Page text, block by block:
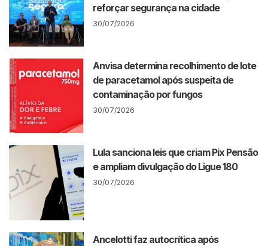
reforçar segurança na cidade
30/07/2026
Anvisa determina recolhimento de lote
de paracetamol após suspeita de
contaminação por fungos
30/07/2026
Lula sanciona leis que criam Pix Pensão
e ampliam divulgação do Ligue 180
30/07/2026
Ancelotti faz autocrítica após